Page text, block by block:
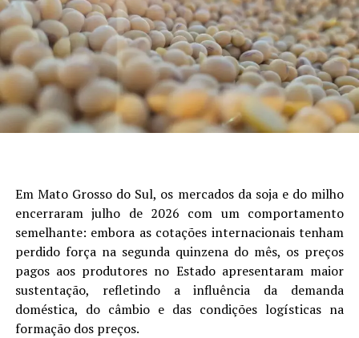
DON'T MISS
‘Esperamos todos vocês em Sidrolândia!’
Em Mato Grosso do Sul, os mercados da soja e do milho
encerraram julho de 2026 com um comportamento
semelhante: embora as cotações internacionais tenham
perdido força na segunda quinzena do mês, os preços
pagos aos produtores no Estado apresentaram maior
sustentação, refletindo a influência da demanda
doméstica, do câmbio e das condições logísticas na
formação dos preços.